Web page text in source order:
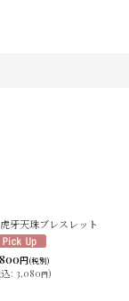
牙天珠ブレスレット
円(税別)
: 3,080円)